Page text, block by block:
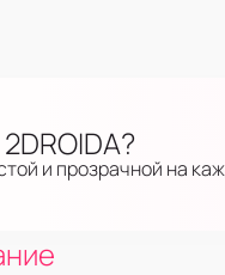
и прозрачной на